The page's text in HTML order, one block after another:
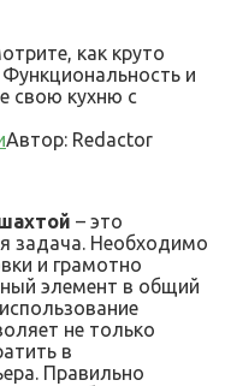
как круто
и
свою кухню с
Автор: Redactor
– это
задача. Необходимо
и грамотно
элемент в общий
не только
в
Правильно